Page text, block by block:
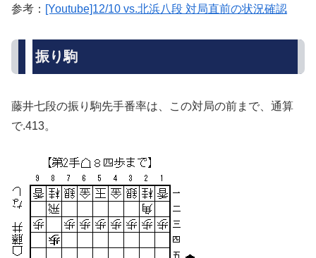
参考： [Youtube]12/10 vs.北浜八段 対局直前の状況確認
振り駒
藤井七段の振り駒先手番率は、この対局の前まで、通算
で.413。